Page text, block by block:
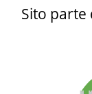
Sito parte